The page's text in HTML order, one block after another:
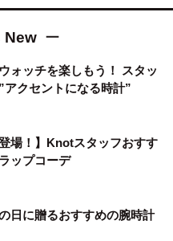
New
ォッチを楽しもう！ スタッ
アクセントになる時計”
登場！】Knotスタッフおすす
ップコーデ
日に贈るおすすめの腕時計